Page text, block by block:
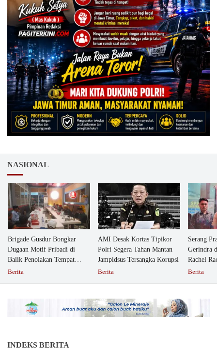
NASIONAL
Brigade Gusdur Bongkar
Dugaan Motif Pribadi di
Balik Penolakan Tempat
Ibadah GKJW Bangil
Berita
AMI Desak Kortas Tipikor
Polri Segera Tahan Mantan
Jampidsus Tersangka Korupsi
Berita
Serang
Gerindra
Rachel
Berita
INDEKS BERITA